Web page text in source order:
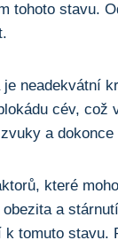
tohoto stavu.
neadekvátní
cév,
a
které
obezita a
tomuto